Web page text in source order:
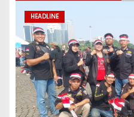
HEADLINE